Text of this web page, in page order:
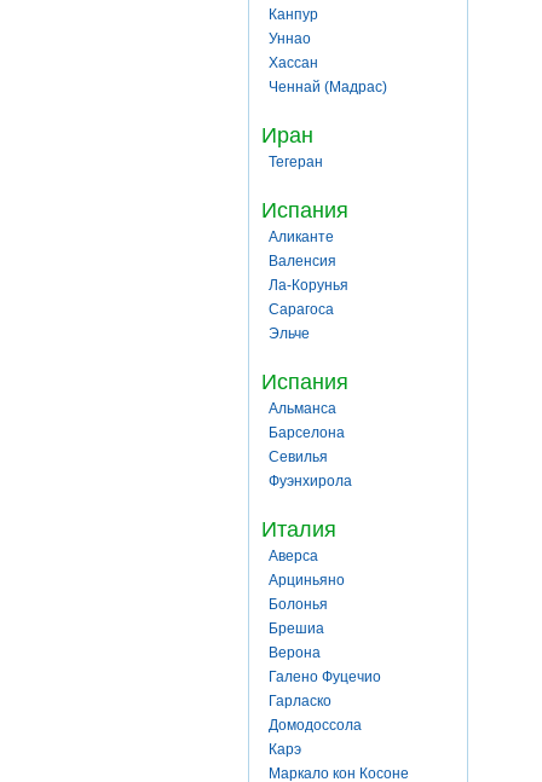
Канпур
Уннао
Хассан
Ченнай (Мадрас)
Иран
Тегеран
Испания
Аликанте
Валенсия
Ла-Корунья
Сарагоса
Эльче
Испания
Альманса
Барселона
Севилья
Фуэнхирола
Италия
Аверса
Арциньяно
Болонья
Брешиа
Верона
Галено Фуцечио
Гарласко
Домодоссола
Карэ
Маркало кон Косоне